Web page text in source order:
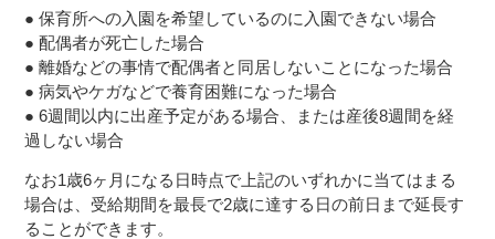
● 保育所への入園を希望しているのに入園できない場合
● 配偶者が死亡した場合
● 離婚などの事情で配偶者と同居しないことになった場合
● 病気やケガなどで養育困難になった場合
● 6週間以内に出産予定がある場合、または産後8週間を経
過しない場合
なお1歳6ヶ月になる日時点で上記のいずれかに当てはまる
場合は、受給期間を最長で2歳に達する日の前日まで延長す
ることができます。